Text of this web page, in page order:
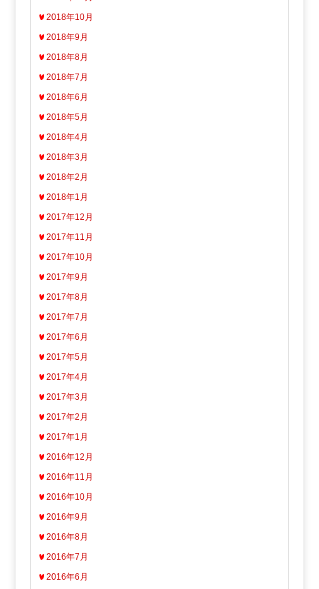
2018年10月
2018年9月
2018年8月
2018年7月
2018年6月
2018年5月
2018年4月
2018年3月
2018年2月
2018年1月
2017年12月
2017年11月
2017年10月
2017年9月
2017年8月
2017年7月
2017年6月
2017年5月
2017年4月
2017年3月
2017年2月
2017年1月
2016年12月
2016年11月
2016年10月
2016年9月
2016年8月
2016年7月
2016年6月